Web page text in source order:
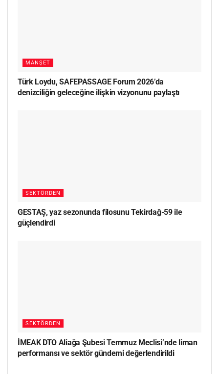
MANŞET
Türk Loydu, SAFEPASSAGE Forum 2026’da
denizciliğin geleceğine ilişkin vizyonunu paylaştı
SEKTÖRDEN
GESTAŞ, yaz sezonunda filosunu Tekirdağ-59 ile
güçlendirdi
SEKTÖRDEN
İMEAK DTO Aliağa Şubesi Temmuz Meclisi’nde liman
performansı ve sektör gündemi değerlendirildi